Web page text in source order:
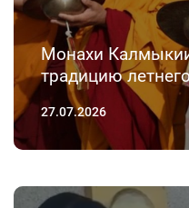
Монахи
традицию
27.07.2026